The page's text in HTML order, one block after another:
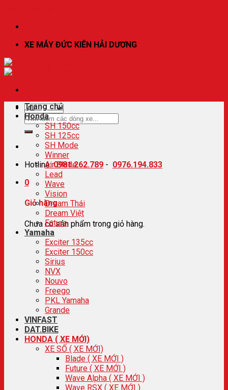
XE MÁY ĐỨC KIÊN HẢI DƯƠNG
Hotline:0981.262.789 - 0976.194.833
0
Giỏ hàng
Chưa có sản phẩm trong giỏ hàng.
Trang chủ
Honda
SH 150cc
SH 125cc
SH Mode
Winner
Air Blade
Lead
Wave
Vision
Dream Thái
Dream Việt
Future
Yamaha
Exciter 135cc
Exciter 150cc
Sirius
NVX
Nouvo
Freego
PKL Yamaha
Grande
VINFAST
DAT.BIKE
HONDA ( XE MỚI)
XE SỐ ( XE MỚI)
Blade ( XE MỚI )
Future ( XE MỚI )
Wave Alpha ( XE MỚI )
Wave RSX ( XE MỚI )